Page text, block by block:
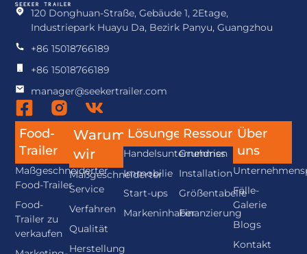
120 Donghuan-Straße, Gebäude 1, 2Etage,
manager@seekertrailer.com
Food-
Trailer
Maßgeschneiderter
Food-Trailer
Food-
Trailer zu
verkaufen
Warum
wir
Maßgeschneiderter
Service
Verfahren
Qualität
Lösungen
Handelsunternehmen
Start-ups
Ressource
Grundriss
Installation
Größentabelle
Finanzierung
Über
uns
Fälle-
Galerie